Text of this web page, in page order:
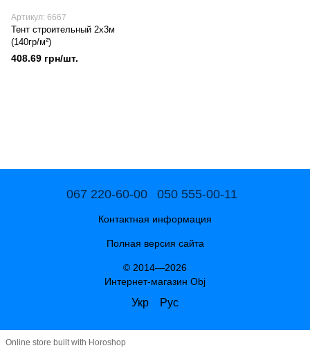
Артикул: 6667
Тент строительный 2х3м
(140гр/м²)
408.69 грн/шт.
067 220-60-00 050 555-00-11
Контактная информация
Полная версия сайта
© 2014—2026
Интернет-магазин Obj
Укр Рус
Online store built with Horoshop